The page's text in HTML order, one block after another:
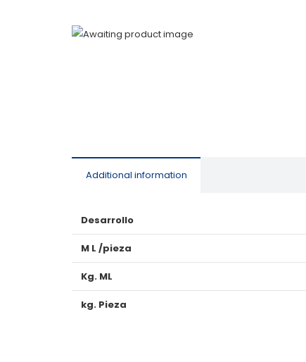
Additional information
Desarrollo
M L /pieza
Kg. ML
kg. Pieza